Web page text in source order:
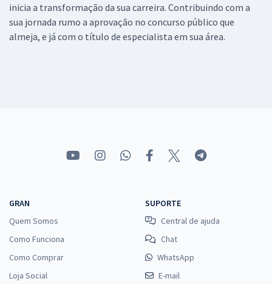
inicia a transformação da sua carreira. Contribuindo com a
sua jornada rumo a aprovação no concurso público que
almeja, e já com o título de especialista em sua área.
GRAN
Quem Somos
Como Funciona
Como Comprar
Loja Social
SUPORTE
Central de ajuda
Chat
WhatsApp
E-mail